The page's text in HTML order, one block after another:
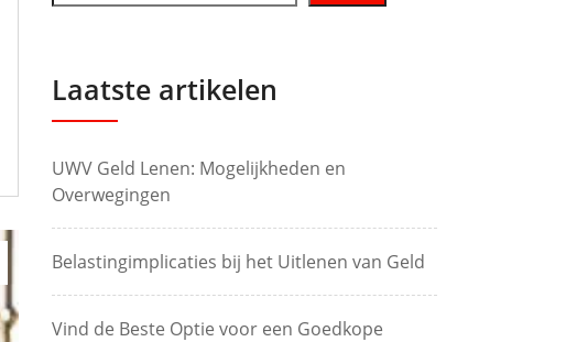
Laatste artikelen
UWV Geld Lenen: Mogelijkheden en
Overwegingen
Belastingimplicaties bij het Uitlenen van Geld
Vind de Beste Optie voor een Goedkope